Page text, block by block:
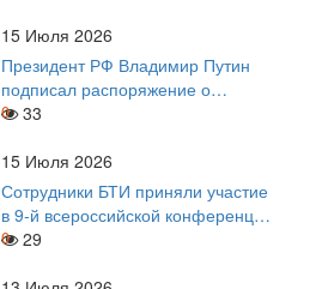
15 Июля 2026
Президент РФ Владимир Путин
подписал распоряжение о
поощрении граждан и трудовых
0 33
15 Июля 2026
Сотрудники БТИ приняли участие
в 9-й всероссийской конференции
по задачам со свободными
0 29